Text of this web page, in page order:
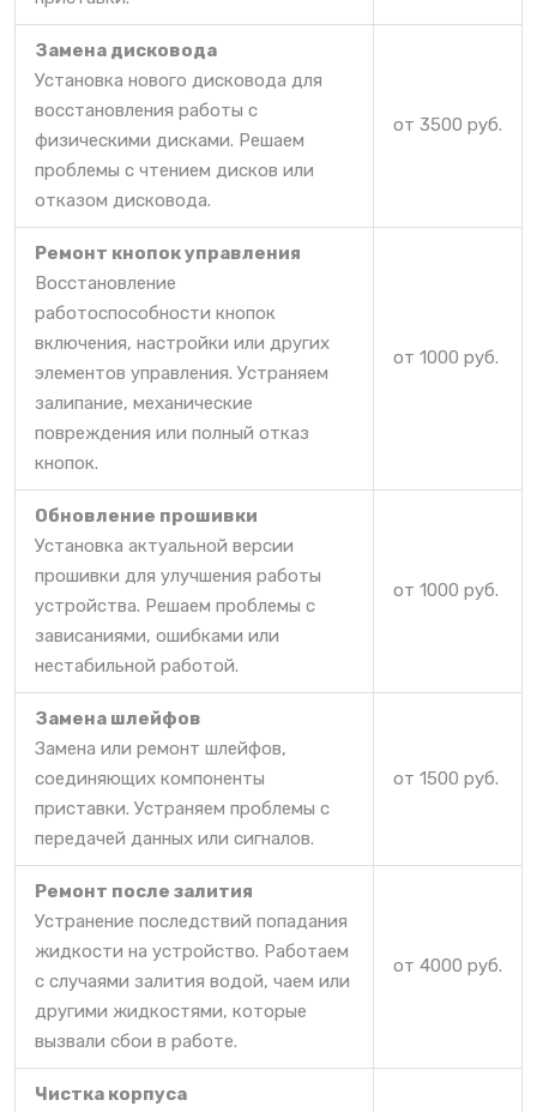
Замена дисковода
Установка нового дисковода для
восстановления работы с
физическими дисками. Решаем
проблемы с чтением дисков или
отказом дисковода.
от 3500 руб.
Ремонт кнопок управления
Восстановление
работоспособности кнопок
включения, настройки или других
элементов управления. Устраняем
залипание, механические
повреждения или полный отказ
кнопок.
от 1000 руб.
Обновление прошивки
Установка актуальной версии
прошивки для улучшения работы
устройства. Решаем проблемы с
зависаниями, ошибками или
нестабильной работой.
от 1000 руб.
Замена шлейфов
Замена или ремонт шлейфов,
соединяющих компоненты
приставки. Устраняем проблемы с
передачей данных или сигналов.
от 1500 руб.
Ремонт после залития
Устранение последствий попадания
жидкости на устройство. Работаем
с случаями залития водой, чаем или
другими жидкостями, которые
вызвали сбои в работе.
от 4000 руб.
Чистка корпуса